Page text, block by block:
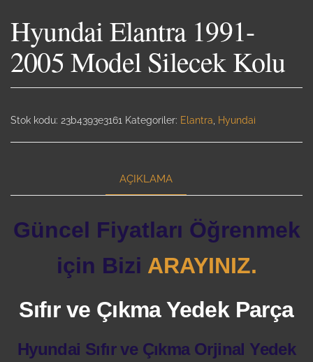
Hyundai Elantra 1991-
2005 Model Silecek Kolu
Stok kodu: 23b4393e3161 Kategoriler: Elantra Hyundai
AÇIKLAMA
Güncel Fiyatları Öğrenmek
için Bizi ARAYINIZ.
Sıfır ve Çıkma Yedek Parça
Hyundai Sıfır ve Çıkma Orjinal Yedek